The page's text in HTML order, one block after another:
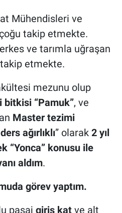
Mühendisleri ve
takip etmekte.
ve tarımla uğraşan
etmekte.
mezunu olup
bitkisi “Pamuk”, ve
Master tezimi
ağırlıklı” olarak 2 yıl
“Yonca” konusu ile
aldım.
görev yaptım.
pasaj giriş katve alt